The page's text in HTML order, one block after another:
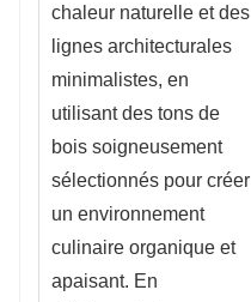
chaleur naturelle et des
lignes architecturales
minimalistes, en
utilisant des tons de
bois soigneusement
sélectionnés pour créer
un environnement
culinaire organique et
apaisant. En